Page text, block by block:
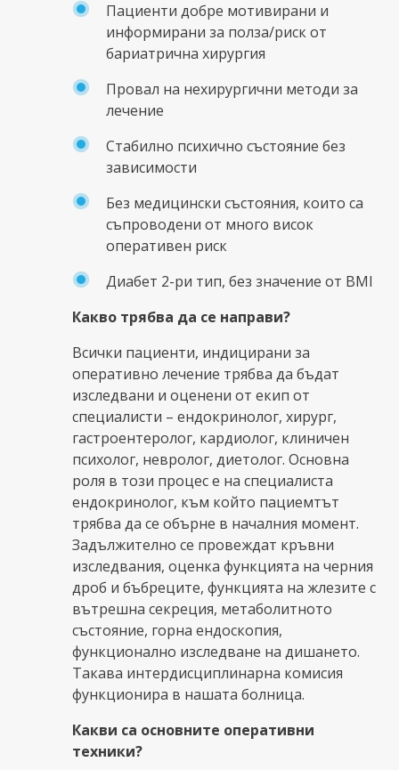
Пациенти добре мотивирани и
информирани за полза/риск от
бариатрична хирургия
Провал на нехирургични методи за
лечение
Стабилно психично състояние без
зависимости
Без медицински състояния, които са
съпроводени от много висок
оперативен риск
Диабет 2-ри тип, без значение от BMI
Какво трябва да се направи?
Всички пациенти, индицирани за
оперативно лечение трябва да бъдат
изследвани и оценени от екип от
специалисти – ендокринолог, хирург,
гастроентеролог, кардиолог, клиничен
психолог, невролог, диетолог. Основна
роля в този процес е на специалиста
ендокринолог, към който пациемтът
трябва да се обърне в началния момент.
Задължително се провеждат кръвни
изследвания, оценка функцията на черния
дроб и бъбреците, функцията на жлезите с
вътрешна секреция, метаболитното
състояние, горна ендоскопия,
функционално изследване на дишането.
Такава интердисциплинарна комисия
функционира в нашата болница.
Какви са основните оперативни
техники?